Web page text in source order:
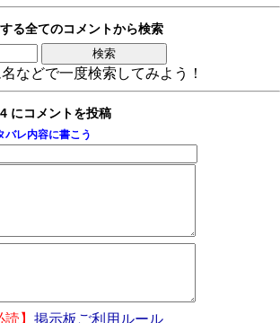
る全てのコメントから検索
などで一度検索してみよう！
にコメントを投稿
バレ内容に書こう
読】 掲示板ご利用ルール